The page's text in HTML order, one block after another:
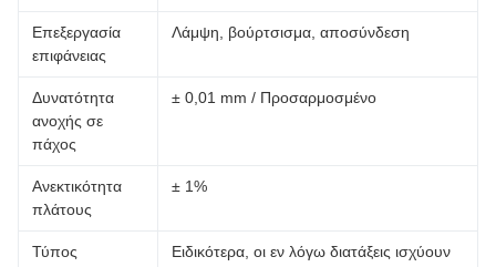
Επεξεργασία
επιφάνειας
Λάμψη, βούρτσισμα, αποσύνδεση
Δυνατότητα
ανοχής σε
πάχος
± 0,01 mm / Προσαρμοσμένο
Ανεκτικότητα
πλάτους
± 1%
Τύπος
Ειδικότερα, οι εν λόγω διατάξεις ισχύουν